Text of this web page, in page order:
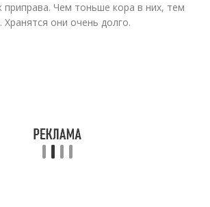
приправа. Чем тоньше кора в них, тем
они очень долго.